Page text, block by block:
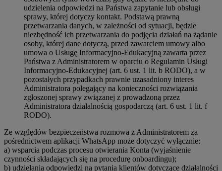
udzielenia odpowiedzi na Państwa zapytanie lub obsługi
sprawy, której dotyczy kontakt. Podstawą prawną
przetwarzania danych, w zależności od sytuacji, będzie
niezbędność ich przetwarzania do podjęcia działań na żądanie
osoby, której dane dotyczą, przed zawarciem umowy albo
umowa o Usługę Informacyjno-Edukacyjną zawarta przez
Państwa z Administratorem w oparciu o Regulamin Usługi
Informacyjno-Edukacyjnej (art. 6 ust. 1 lit. b RODO), a w
pozostałych przypadkach prawnie uzasadniony interes
Administratora polegający na konieczności rozwiązania
zgłoszonej sprawy związanej z prowadzoną przez
Administratora działalnością gospodarczą (art. 6 ust. 1 lit. f
RODO).
Ze względów bezpieczeństwa rozmowa z Administratorem za
pośrednictwem aplikacji WhatsApp może dotyczyć wyłącznie:
a) wsparcia podczas procesu otwierania Konta (wyjaśnienie
czynności składających się na procedurę onboardingu);
b) udzielania odpowiedzi na pytania klientów dotyczące działalności